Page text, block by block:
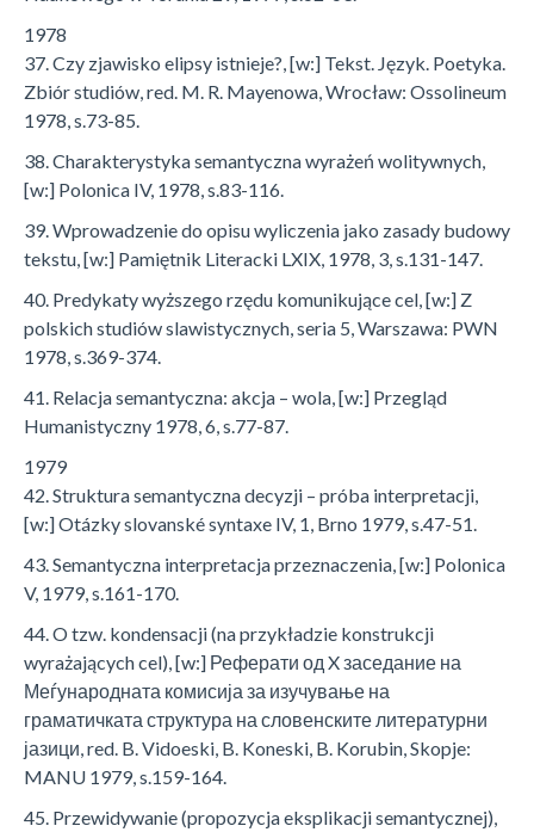
1978
37. Czy zjawisko elipsy istnieje?, [w:] Tekst. Język. Poetyka.
Zbiór studiów, red. M. R. Mayenowa, Wrocław: Ossolineum
1978, s.73-85.
38. Charakterystyka semantyczna wyrażeń wolitywnych,
[w:] Polonica IV, 1978, s.83-116.
39. Wprowadzenie do opisu wyliczenia jako zasady budowy
tekstu, [w:] Pamiętnik Literacki LXIX, 1978, 3, s.131-147.
40. Predykaty wyższego rzędu komunikujące cel, [w:] Z
polskich studiów slawistycznych, seria 5, Warszawa: PWN
1978, s.369-374.
41. Relacja semantyczna: akcja – wola, [w:] Przegląd
Humanistyczny 1978, 6, s.77-87.
1979
42. Struktura semantyczna decyzji – próba interpretacji,
[w:] Otázky slovanské syntaxe IV, 1, Brno 1979, s.47-51.
43. Semantyczna interpretacja przeznaczenia, [w:] Polonica
V, 1979, s.161-170.
44. O tzw. kondensacji (na przykładzie konstrukcji
wyrażających cel), [w:] Реферати од X заседание на
Меѓународната комисија за изучување на
граматичката структура на словенските литературни
јазици, red. B. Vidoeski, B. Koneski, B. Korubin, Skopje:
MANU 1979, s.159-164.
45. Przewidywanie (propozycja eksplikacji semantycznej),